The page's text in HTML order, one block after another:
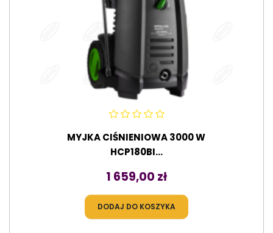
MYJKA CIŚNIENIOWA 3000 W
HCP180BI...
Cena
1 659,00 zł
DODAJ DO KOSZYKA